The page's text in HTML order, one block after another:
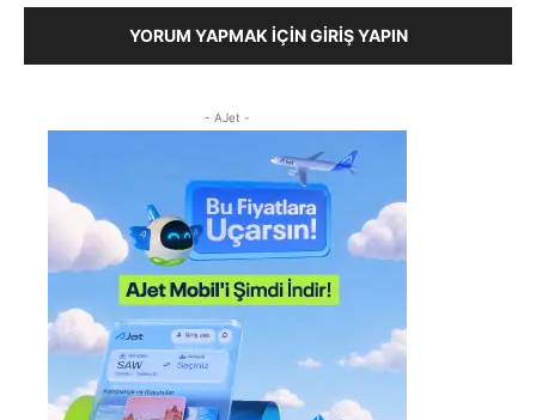
YORUM YAPMAK İÇIN GIRIŞ YAPIN
- AJet -